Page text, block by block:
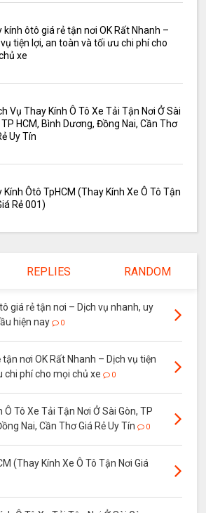
kính ôtô giá rẻ tận nơi OK Rất Nhanh –
vụ tiện lợi, an toàn và tối ưu chi phí cho
xe
Vụ Thay Kính Ô Tô Xe Tải Tận Nơi Ở Sài
TP HCM, Bình Dương, Đồng Nai, Cần Thơ
Uy Tín
Kính Ôtô TpHCM (Thay Kính Xe Ô Tô Tận
Rẻ 001)
REPLIES RANDOM
giá rẻ tận nơi – Dịch vụ nhanh, uy
hiện nay
0
nơi OK Rất Nhanh – Dịch vụ tiện
chi phí cho mọi chủ xe
0
Ô Tô Xe Tải Tận Nơi Ở Sài Gòn, TP
Nai, Cần Thơ Giá Rẻ Uy Tín
0
(Thay Kính Xe Ô Tô Tận Nơi Giá